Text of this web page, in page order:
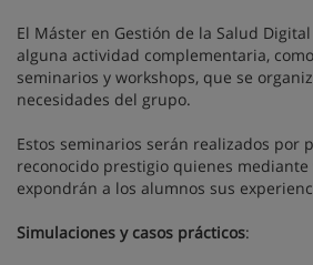
El Máster en Gestión de la Salud
alguna actividad complementaria,
seminarios y workshops, que se
necesidades del grupo.
Estos seminarios serán realizados por
reconocido prestigio quienes
expondrán a los alumnos sus
Simulaciones y casos prácticos: